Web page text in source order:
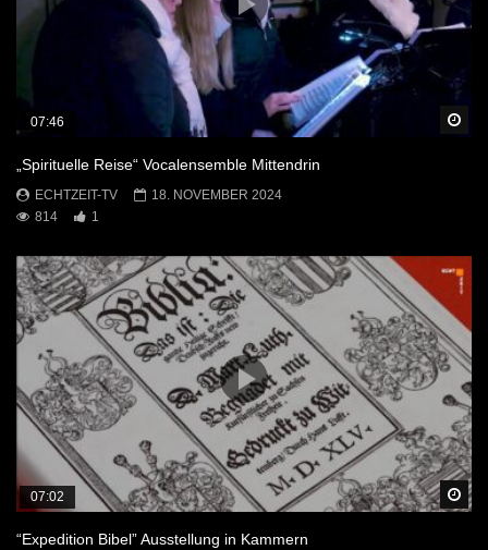
07:46
„Spirituelle Reise“ Vocalensemble Mittendrin
ECHTZEIT-TV
18. NOVEMBER 2024
814
1
07:02
“Expedition Bibel” Ausstellung in Kammern